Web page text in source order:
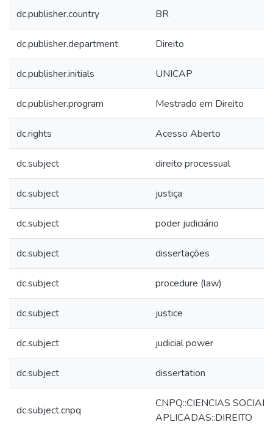
dc.publisher.country BR
dc.publisher.department Direito
dc.publisher.initials UNICAP
dc.publisher.program Mestrado em Direito
dc.rights Acesso Aberto
dc.subject direito processual
dc.subject justiça
dc.subject poder judiciário
dc.subject dissertações
dc.subject procedure (law)
dc.subject justice
dc.subject judicial power
dc.subject dissertation
dc.subject.cnpq
CNPQ::CIENCIAS SOCIAIS
APLICADAS::DIREITO